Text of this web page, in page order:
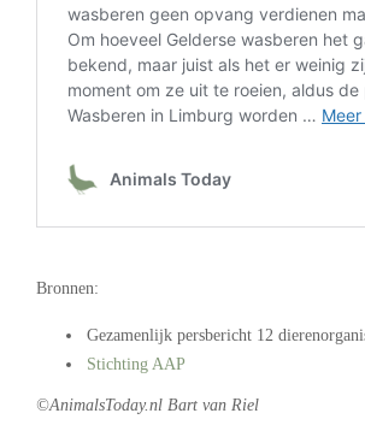
Bronnen:
Gezamenlijk persbericht 12
Stichting AAP
©AnimalsToday.nl Bart van Riel